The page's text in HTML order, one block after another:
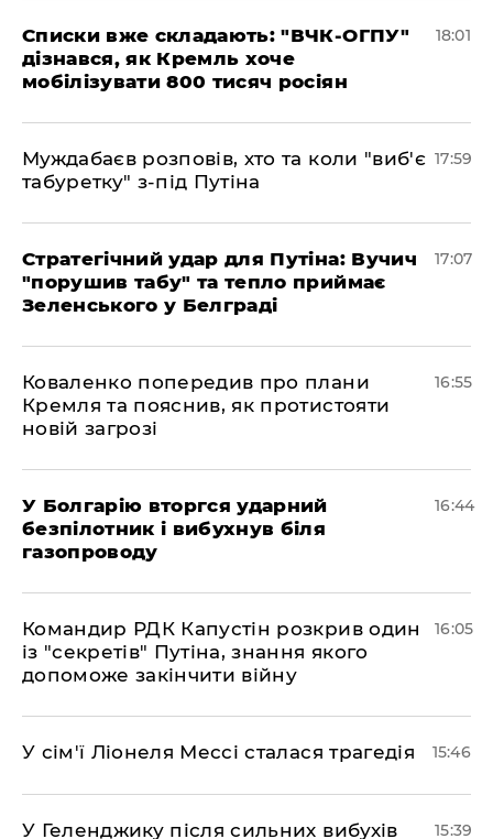
Списки вже складають: "ВЧК-ОГПУ"
дізнався, як Кремль хоче
мобілізувати 800 тисяч росіян
18:01
Муждабаєв розповів, хто та коли "виб'є
табуретку" з-під Путіна
17:59
Стратегічний удар для Путіна: Вучич
"порушив табу" та тепло приймає
Зеленського у Белграді
17:07
Коваленко попередив про плани
Кремля та пояснив, як протистояти
новій загрозі
16:55
У Болгарію вторгся ударний
безпілотник і вибухнув біля
газопроводу
16:44
Командир РДК Капустін розкрив один
із "секретів" Путіна, знання якого
допоможе закінчити війну
16:05
У сім'ї Ліонеля Мессі сталася трагедія 15:46
У Геленджику після сильних вибухів
15:39